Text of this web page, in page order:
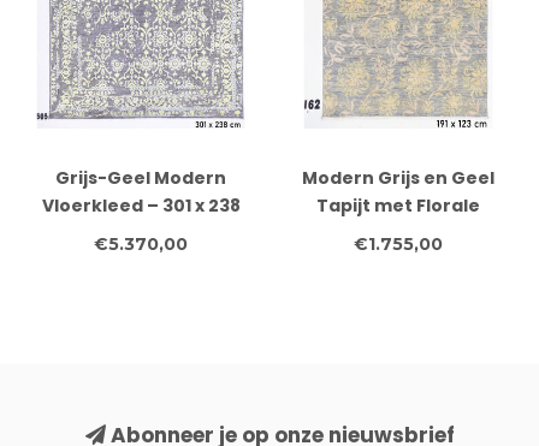
Grijs-Geel Modern
Vloerkleed – 301 x 238
cm – Handgeknoopt
€5.370,00
Modern Grijs en Geel
Tapijt met Florale
Motieven, 191 x 123 cm
€1.755,00
Abonneer je op onze nieuwsbrief